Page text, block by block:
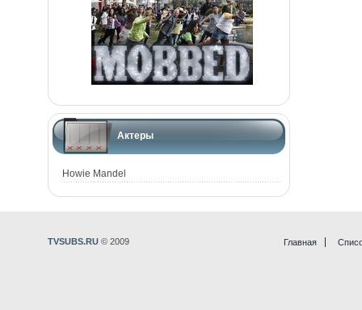
Актеры
Howie Mandel
Главная
TVSUBS.RU © 2009